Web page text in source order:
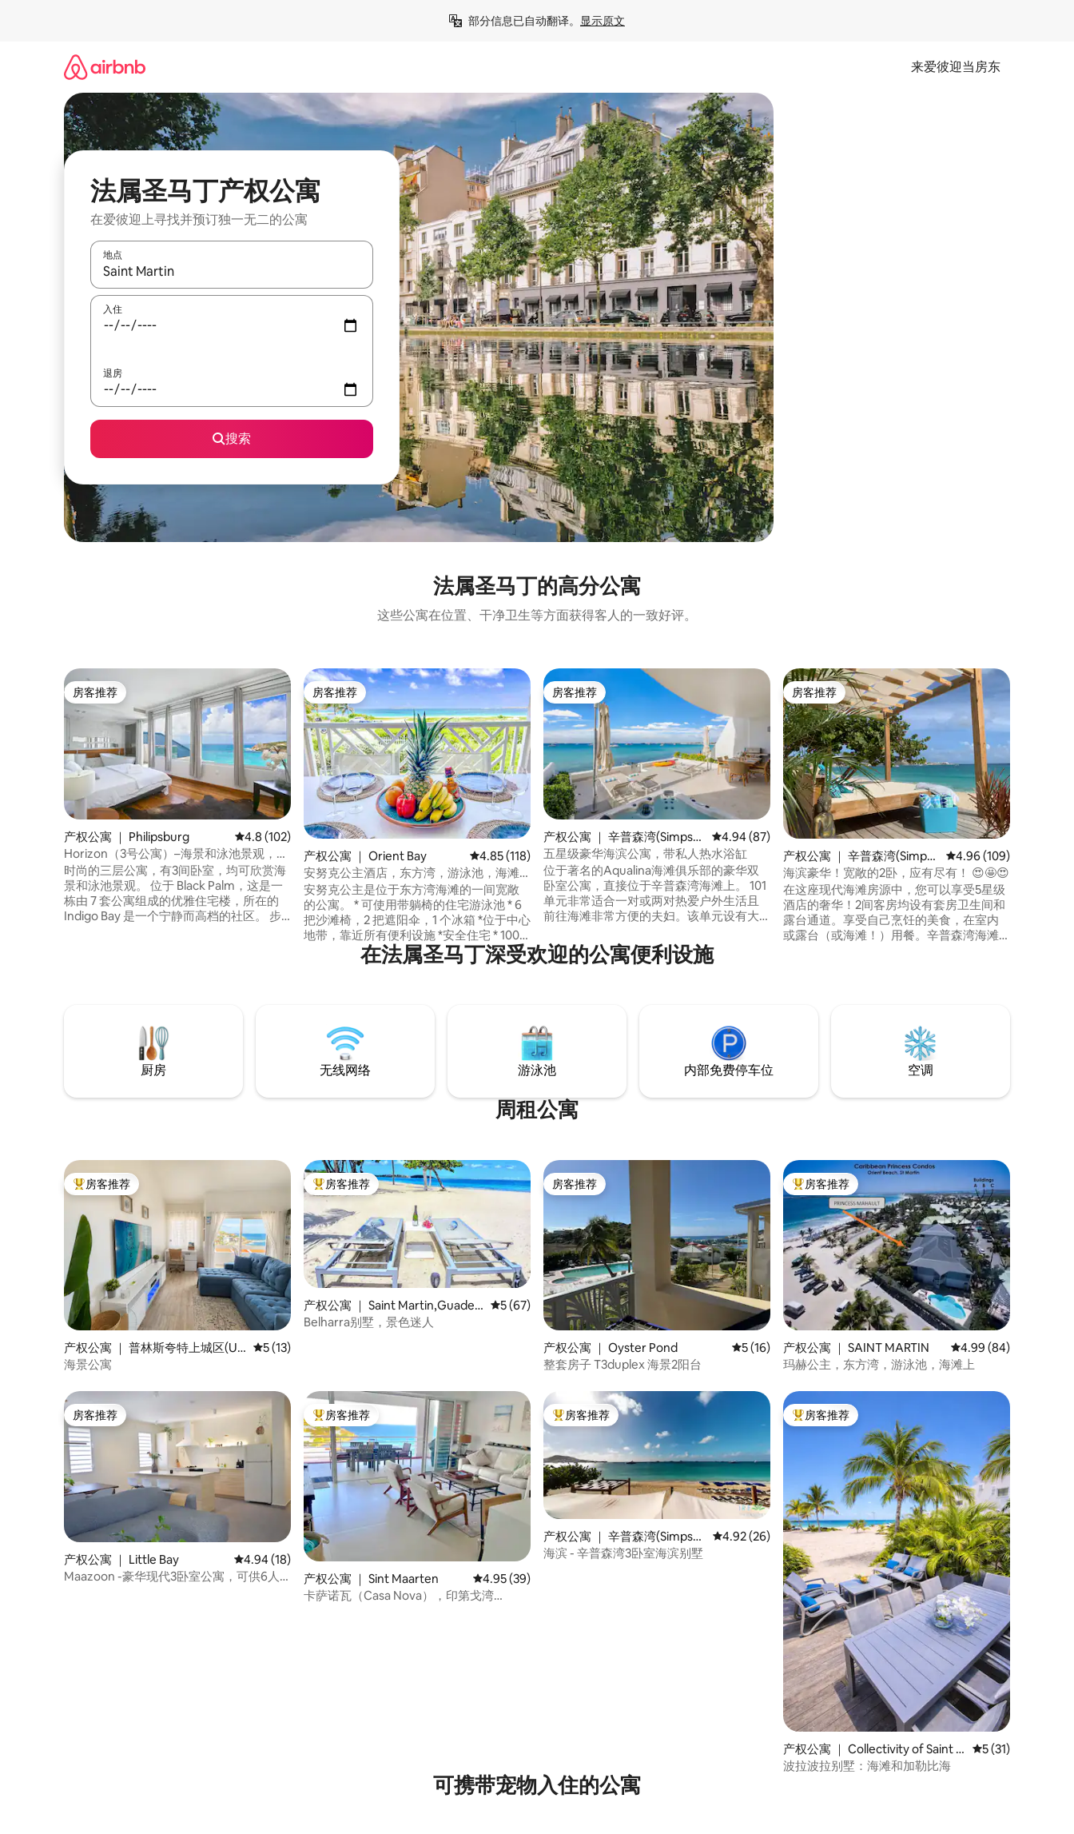
部分信息已自动翻译。 显示原文
来爱彼迎当房东
法属圣马丁产权公寓
在爱彼迎上寻找并预订独一无二的公寓
地点
如有搜索结果，请使用上下方向键查看，或通过点击或滑动手势浏览。
入住
退房
搜索
法属圣马丁的高分公寓
这些公寓在位置、干净卫生等方面获得客人的一致好评。
房客推荐
房客推荐
产权公寓 ｜ Philipsburg 平均评分 4.8 分（满分 5 分），共 102 条评价
4.8 (102)
Horizon（3号公寓）–海景和泳池景观，露
台
时尚的三层公寓，有3间卧室，均可欣赏海
景和泳池景观。 位于 Black Palm，这是一
栋由 7 套公寓组成的优雅住宅楼，所在的
Indigo Bay 是一个宁静而高档的社区。 步
房客推荐
房客推荐
产权公寓 ｜ Orient Bay 平均评分 4.85 分（满分 5 分），共 118 条评价
4.85 (118)
安努克公主酒店，东方湾，游泳池，海滩
上
安努克公主是位于东方湾海滩的一间宽敞
的公寓。 * 可使用带躺椅的住宅游泳池 * 6
把沙滩椅，2 把遮阳伞，1 个冰箱 *位于中心
地带，靠近所有便利设施 *安全住宅 * 100
Mbps无线网络 *电视，可收看10000个国际
房客推荐
房客推荐
产权公寓 ｜ 辛普森湾(Simpso
n Bay)
平均评分 4.94 分（满分 5 分），共 87 条评价
4.94 (87)
五星级豪华海滨公寓，带私人热水浴缸
位于著名的Aqualina海滩俱乐部的豪华双
卧室公寓，直接位于辛普森湾海滩上。 101
单元非常适合一对或两对热爱户外生活且
前往海滩非常方便的夫妇。该单元设有大
滩。房源内部装潢奢华，配备了您可能需
要的一切，让您尽情享受假期。两间卧室
房客推荐
房客推荐
产权公寓 ｜ 辛普森湾(Simpso
n Bay)
平均评分 4.96 分（满
4.96 (109)
海滨豪华！宽敞的2卧，应有尽有！ 😍🤩😍
在这座现代海滩房源中，您可以享受5星级
酒店的奢华！2间客房均设有套房卫生间和
露台通道。享受自己烹饪的美食，在室内
或露台（或海滩！）用餐。辛普森湾海滩
在法属圣马丁深受欢迎的公寓便利设施
厨房 无线网络 游泳池 内部免费停车位 空调
周租公寓
热门「房客推荐」
房客推荐
产权公寓 ｜ 普林斯夸特上城区(Up
per Prince's Quarter)
平均评分 5 分（满分 5 分），共 13 条评价
5 (13)
海景公寓
热门「房客推荐」
房客推荐
产权公寓 ｜ Saint Martin,Guadelo
upe
平均评分 5 分（满分 5 分），共 67 条评价
5 (67)
Belharra别墅，景色迷人
房客推荐
房客推荐
产权公寓 ｜ Oyster Pond 平均评分 5 分（满分 5 分），共 16 条评价
5 (16)
整套房子 T3duplex 海景2阳台
热门「房客推荐」
房客推荐
产权公寓 ｜ SAINT MARTIN 平均评分 4.99 分（满
4.99 (84)
玛赫公主，东方湾，游泳池，海滩上
房客推荐
房客推荐
产权公寓 ｜ Little Bay 平均评分 4.94 分（满分 5 分），共 18 条评价
4.94 (18)
Maazoon -豪华现代3卧室公寓，可供6人
热门「房客推荐」
房客推荐
产权公寓 ｜ Sint Maarten 平均评分 4.95 分（满分 5 分），共 39 条评价
4.95 (39)
卡萨诺瓦（Casa Nova），印第戈湾
热门「房客推荐」
房客推荐
产权公寓 ｜ 辛普森湾(Simpso
n Bay)
平均评分 4.92 分（满分 5 分），共 26 条评价
4.92 (26)
海滨 - 辛普森湾3卧室海滨别墅
热门「房客推荐」
房客推荐
产权公寓 ｜ Collectivity of Saint M
artin
平均评分 5 分（满
5 (31)
波拉波拉别墅：海滩和加勒比海
可携带宠物入住的公寓